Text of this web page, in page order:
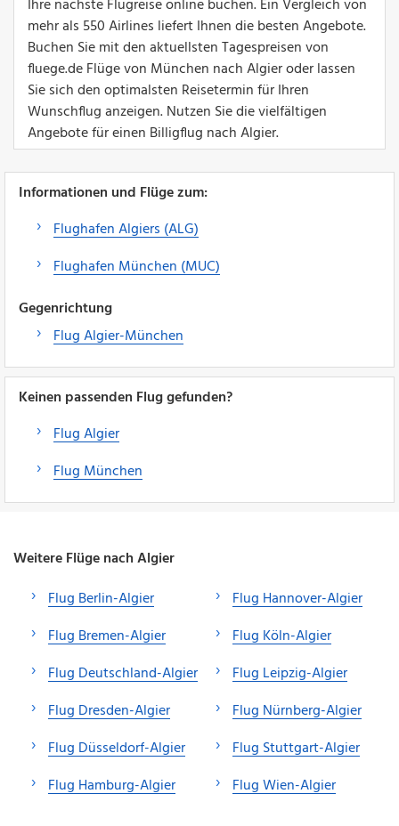
Ihre nächste Flugreise online buchen. Ein Vergleich von
mehr als 550 Airlines liefert Ihnen die besten Angebote.
Buchen Sie mit den aktuellsten Tagespreisen von
fluege.de Flüge von München nach Algier oder lassen
Sie sich den optimalsten Reisetermin für Ihren
Wunschflug anzeigen. Nutzen Sie die vielfältigen
Angebote für einen Billigflug nach Algier.
Informationen und Flüge zum:
Flughafen Algiers (ALG)
Flughafen München (MUC)
Gegenrichtung
Flug Algier-München
Keinen passenden Flug gefunden?
Flug Algier
Flug München
Weitere Flüge nach Algier
Flug Berlin-Algier
Flug Bremen-Algier
Flug Deutschland-Algier
Flug Dresden-Algier
Flug Düsseldorf-Algier
Flug Hamburg-Algier
Flug Hannover-Algier
Flug Köln-Algier
Flug Leipzig-Algier
Flug Nürnberg-Algier
Flug Stuttgart-Algier
Flug Wien-Algier